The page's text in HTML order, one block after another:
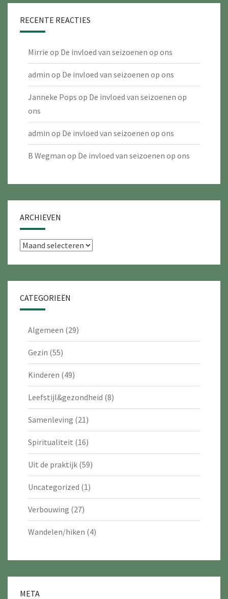
RECENTE REACTIES
Mirrie op De invloed van seizoenen op ons
admin op De invloed van seizoenen op ons
Janneke Pops op De invloed van seizoenen op
ons
admin op De invloed van seizoenen op ons
B Wegman op De invloed van seizoenen op ons
ARCHIEVEN
Archieven
CATEGORIEËN
Algemeen (29)
Gezin (55)
Kinderen (49)
Leefstijl&gezondheid (8)
Samenleving (21)
Spiritualiteit (16)
Uit de praktijk (59)
Uncategorized (1)
Verbouwing (27)
Wandelen/hiken (4)
META